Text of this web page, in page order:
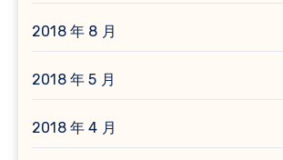
2018 年 8 月
2018 年 5 月
2018 年 4 月